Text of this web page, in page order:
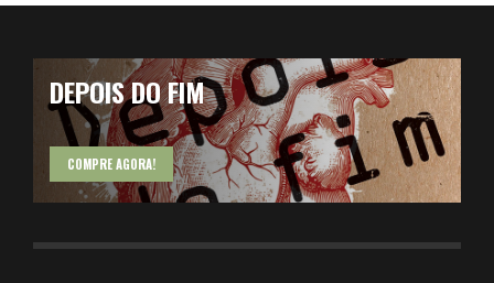
DEPOIS DO FIM
COMPRE AGORA!